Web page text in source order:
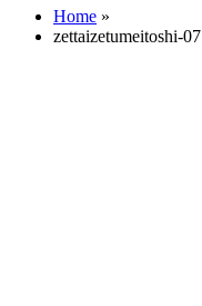
Home »
zettaizetumeitoshi-07